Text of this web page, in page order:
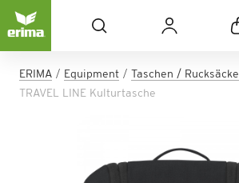
ERIMA Equipment Taschen / Rucksäcke
TRAVEL LINE Kulturtasche